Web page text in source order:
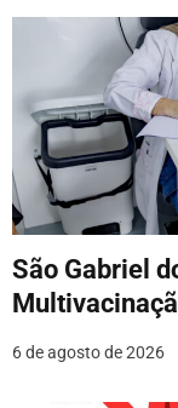
ç
o
d
e
P
o
s
São Gabriel
6 de agosto de 2026